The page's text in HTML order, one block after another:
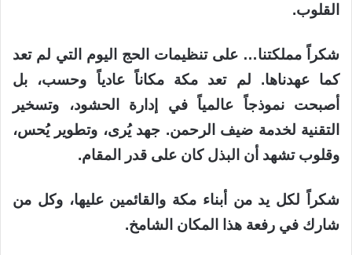
القلوب.
شكراً مملكتنا… على تنظيمات الحج اليوم التي لم تعد
كما عهدناها. لم تعد مكة مكاناً عادياً وحسب، بل
أصبحت نموذجاً عالمياً في إدارة الحشود، وتسخير
التقنية لخدمة ضيف الرحمن. جهد يُرى، وتطوير يُحس،
وقلوب تشهد أن البذل كان على قدر المقام.
شكراً لكل يد من أبناء مكة والقائمين عليها، وكل من
شارك في رفعة هذا المكان الشامخ.